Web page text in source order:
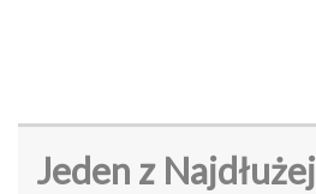
Jeden z Najdłużej